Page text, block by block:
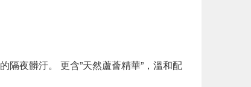
夜髒汙。 更含”天然蘆薈精華”，溫和配